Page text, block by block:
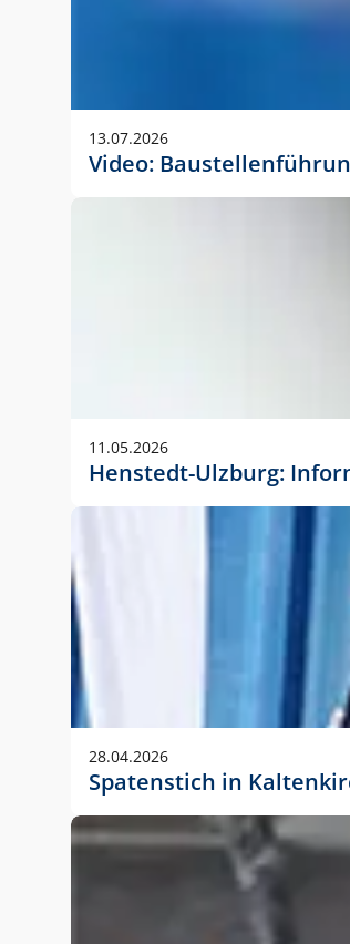
13.07.2026
Video:
11.05.2026
Henstedt-Ulzburg:
28.04.2026
Spatenstich in